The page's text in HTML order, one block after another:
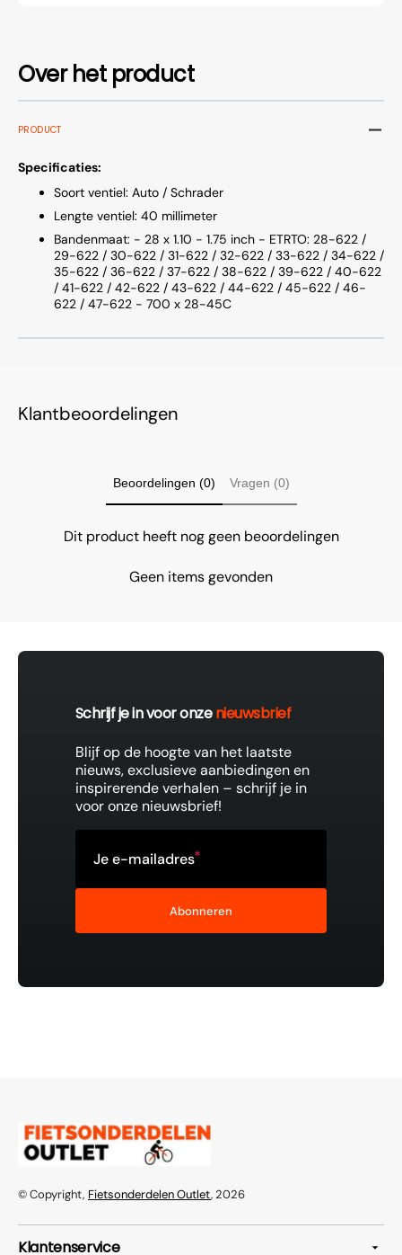
Over het product
PRODUCT
Specificaties:
Soort ventiel: Auto / Schrader
Lengte ventiel: 40 millimeter
Bandenmaat: - 28 x 1.10 - 1.75 inch - ETRTO: 28-622 /
29-622 / 30-622 / 31-622 / 32-622 / 33-622 / 34-622 /
35-622 / 36-622 / 37-622 / 38-622 / 39-622 / 40-622
/ 41-622 / 42-622 / 43-622 / 44-622 / 45-622 / 46-
622 / 47-622 - 700 x 28-45C
Klantbeoordelingen
Beoordelingen (0) Vragen (0)
Dit product heeft nog geen beoordelingen
Geen items gevonden
Schrijf je in voor onzenieuwsbrief
Blijf op de hoogte van het laatste
nieuws, exclusieve aanbiedingen en
inspirerende verhalen – schrijf je in
voor onze nieuwsbrief!
Je e-mailadres
Abonneren
© Copyright, Fietsonderdelen Outlet, 2026
Klantenservice